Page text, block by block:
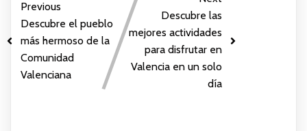
Previous
Descubre el pueblo
más hermoso de la
Comunidad
Valenciana
Descubre las
mejores actividades
para disfrutar en
Valencia en un solo
día